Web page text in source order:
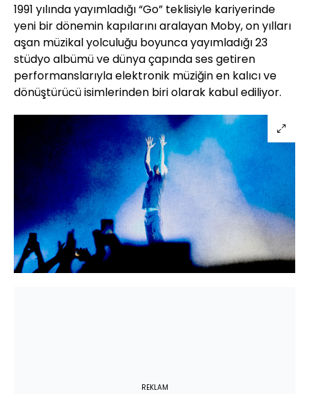
1991 yılında yayımladığı “Go” teklisiyle kariyerinde
yeni bir dönemin kapılarını aralayan Moby, on yılları
aşan müzikal yolculuğu boyunca yayımladığı 23
stüdyo albümü ve dünya çapında ses getiren
performanslarıyla elektronik müziğin en kalıcı ve
dönüştürücü isimlerinden biri olarak kabul ediliyor.
REKLAM